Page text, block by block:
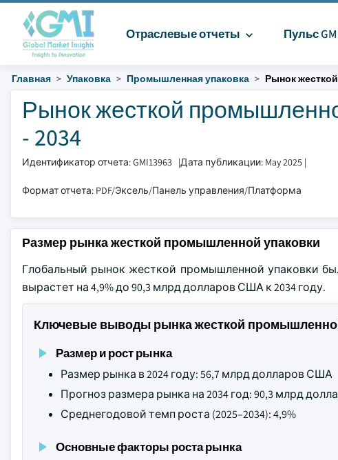
Отраслевые отчеты Пульс
Главная Упаковка Промышленная упаковка Рынок
Рынок жесткой
- 2034
Идентификатор отчета: GMI13963 |Дата публикации: May 2025 |
Формат отчета: PDF/Эксель/Панель управления/Платформа
Размер рынка жесткой промышленной упаковки
Глобальный рынок жесткой промышленной упаковки
вырастет на 4,9% до 90,3 млрд долларов США к 2034 году.
Ключевые выводы рынка жесткой
Размер и рост рынка
Размер рынка в 2024 году: 56,7 млрд долларов США
Прогноз размера рынка на 2034 год: 90,3 млрд
Среднегодовой темп роста (2025–2034): 4,9%
Основные факторы роста рынка